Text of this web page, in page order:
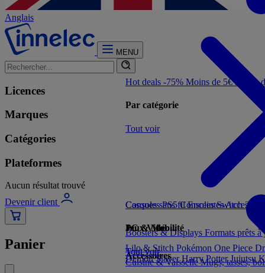
Anglais
MENU
Licences
Marques
Catégories
Plateformes
Aucun résultat trouvé
Devenir client
Panier
Hot deals -75% Moins de 5€Moins
Par catégorie
Tout voir
Consoles PS5Consoles Switch 2
Jeux Vidéo
Tout voir
Cuisine & VaisselleMugs, tasses,
Boosters & Displays Formats prêts
Accessoires
Casques sans filEnceintes
PC & Mobilité
Tout voir
Lilo & Stitch Pokémon One Piece
Demon SlayerHarry PotterJujutsu